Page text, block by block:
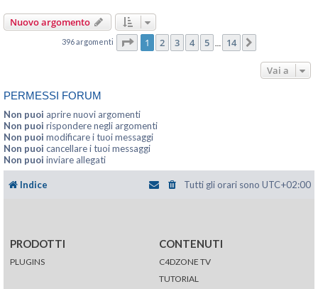
Nuovo argomento
396 argomenti Pagina di 14
1 2 3 4 5 14
Vai a
PERMESSI FORUM
Non puoi aprire nuovi argomenti
Non puoi rispondere negli argomenti
Non puoi modificare i tuoi messaggi
Non puoi cancellare i tuoi messaggi
Non puoi inviare allegati
Indice Tutti gli orari sono UTC+02:00
PRODOTTI
PLUGINS
CONTENUTI
C4DZONE TV
TUTORIAL